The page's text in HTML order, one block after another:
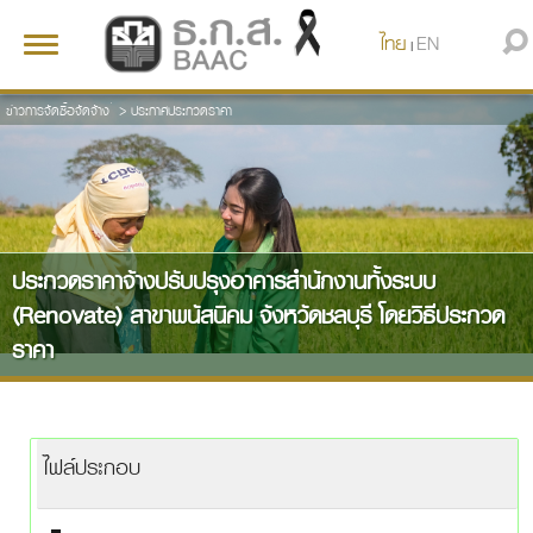
Toggle
ไทย | EN
ข่าวการจัดซื้อจัดจ้าง > ประกาศประกวดราคา
ประกวดราคาจ้างปรับปรุงอาคารสำนักงานทั้งระบบ
(Renovate) สาขาพนัสนิคม จังหวัดชลบุรี โดยวิธีประกวด
ราคา
ไฟล์ประกอบ